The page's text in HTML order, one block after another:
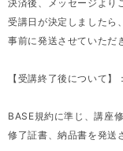
決済後、メッセージより
受講日が決定しましたら
事前に発送させていただ
【受講終了後について】：
BASE規約に準じ、講座
修了証書、納品書を発送